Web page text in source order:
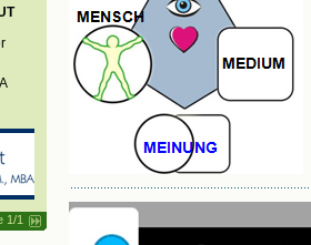
1/1